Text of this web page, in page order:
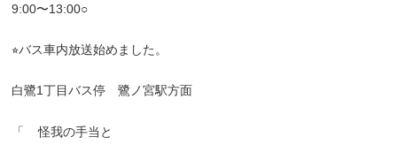
9:00〜13:00○
⭐︎バス車内放送始めました。
白鷺1丁目バス停 鷺ノ宮駅方面
「 怪我の手当と